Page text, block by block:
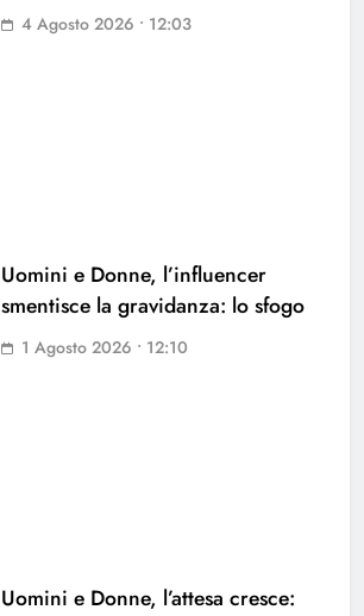
4 Agosto 2026 • 12:03
Uomini e Donne, l’influencer
smentisce la gravidanza: lo sfogo
1 Agosto 2026 • 12:10
Uomini e Donne, l’attesa cresce: